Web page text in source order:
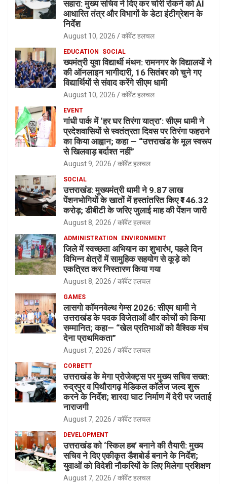
सहारा: मुख्य सचिव ने दिए कर चोरी रोकने को AI
आधारित तंत्र और विभागों के डेटा इंटीग्रेशन के
निर्देश
August 10, 2026 कॉर्बेट हलचल
EDUCATION SOCIAL
ख्यमंत्री युवा विद्यार्थी मंथन: रामनगर के विद्यालयों ने
की ऑनलाइन भागीदारी, 16 सितंबर को चुने गए
विद्यार्थियों से संवाद करेंगे सीएम धामी
August 10, 2026 कॉर्बेट हलचल
EVENT
गांधी पार्क में ‘हर घर तिरंगा यात्रा’: सीएम धामी ने
प्रदेशवासियों से स्वतंत्रता दिवस पर तिरंगा फहराने
का किया आह्वान; कहा — “उत्तराखंड के मूल स्वरूप
से खिलवाड़ बर्दाश्त नहीं”
August 9, 2026 कॉर्बेट हलचल
SOCIAL
उत्तराखंड: मुख्यमंत्री धामी ने 9.87 लाख
पेंशनभोगियों के खातों में हस्तांतरित किए ₹146.32
करोड़; डीबीटी के जरिए जुलाई माह की पेंशन जारी
August 8, 2026 कॉर्बेट हलचल
ADMINISTRATION ENVIRONMENT
जिले में स्वच्छता अभियान का शुभारंभ, पहले दिन
विभिन्न क्षेत्रों में सामुहिक सहयोग से कूड़े को
एकत्रित कर निस्तारण किया गया
August 8, 2026 कॉर्बेट हलचल
GAMES
लासगो कॉमनवेल्थ गेम्स 2026: सीएम धामी ने
उत्तराखंड के पदक विजेताओं और कोचों को किया
सम्मानित; कहा— “खेल प्रतिभाओं को वैश्विक मंच
देना प्राथमिकता”
August 7, 2026 कॉर्बेट हलचल
CORBETT
उत्तराखंड के मेगा प्रोजेक्ट्स पर मुख्य सचिव सख्त:
रुद्रपुर व पिथौरागढ़ मेडिकल कॉलेज जल्द शुरू
करने के निर्देश; शारदा घाट निर्माण में देरी पर जताई
नाराजगी
August 7, 2026 कॉर्बेट हलचल
DEVELOPMENT
उत्तराखंड को ‘स्किल हब’ बनाने की तैयारी: मुख्य
सचिव ने दिए एकीकृत डैशबोर्ड बनाने के निर्देश;
युवाओं को विदेशी नौकरियों के लिए मिलेगा प्रशिक्षण
August 7, 2026 कॉर्बेट हलचल